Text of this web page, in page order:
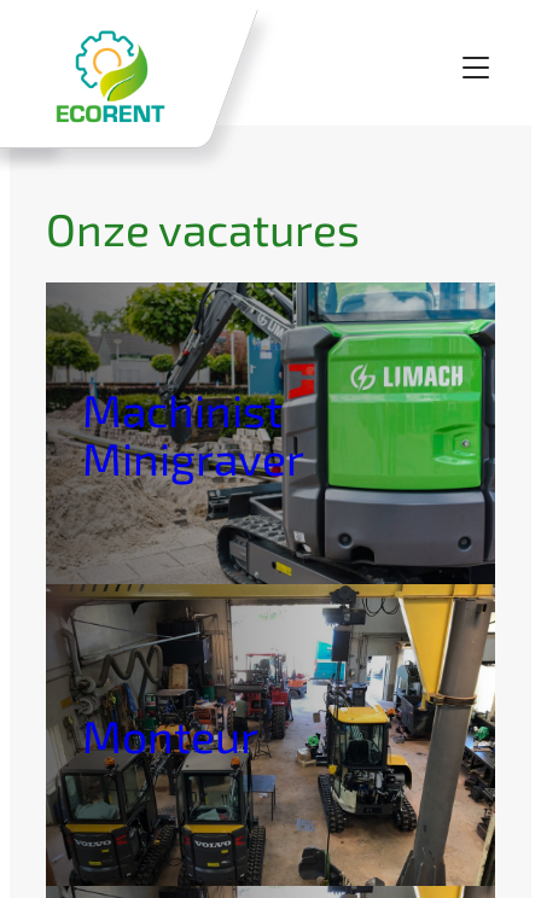
Onze vacatures
Machinist
Minigraver
Monteur